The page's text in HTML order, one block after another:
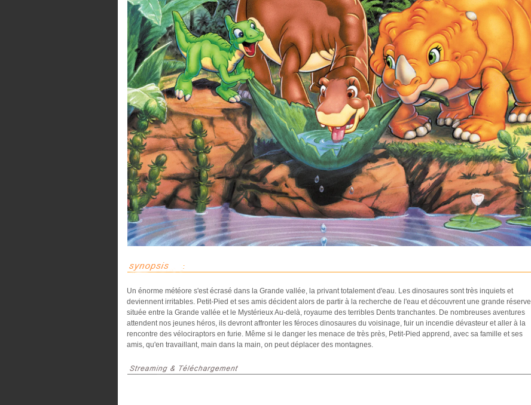
Un énorme météore s'est écrasé dans la Grande vallée, la privant totalement d'eau. Les dinosaures sont très inquiets et
deviennent irritables. Petit-Pied et ses amis décident alors de partir à la recherche de l'eau et découvrent une grande réserve
située entre la Grande vallée et le Mystérieux Au-delà, royaume des terribles Dents tranchantes. De nombreuses aventures
attendent nos jeunes héros, ils devront affronter les féroces dinosaures du voisinage, fuir un incendie dévasteur et aller à la
rencontre des vélociraptors en furie. Même si le danger les menace de très près, Petit-Pied apprend, avec sa famille et ses
amis, qu'en travaillant, main dans la main, on peut déplacer des montagnes.